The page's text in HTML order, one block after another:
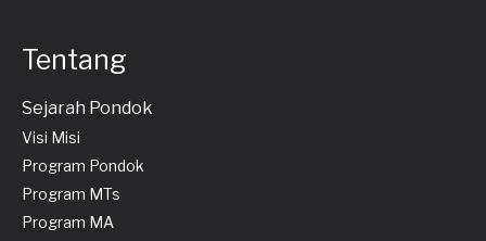
Tentang
Sejarah Pondok
Visi Misi
Program Pondok
Program MTs
Program MA